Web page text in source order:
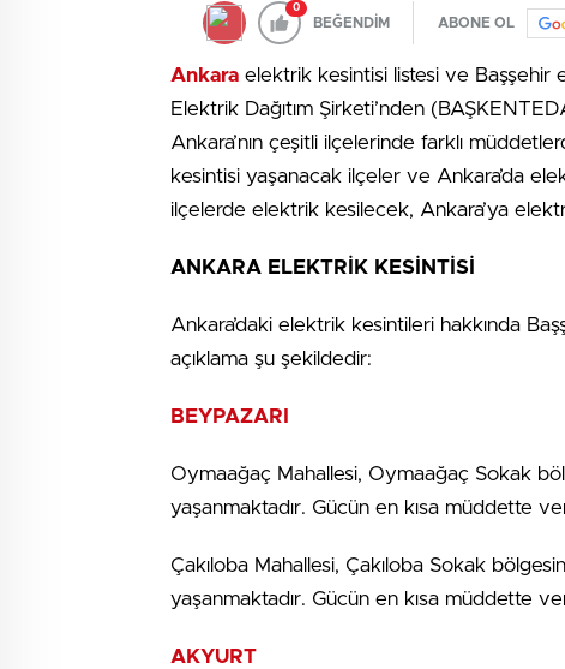
0
BEĞENDİM ABONE OL
Ankara elektrik kesintisi listesi ve Başşehir
Elektrik Dağıtım Şirketi’nden
Ankara’nın çeşitli ilçelerinde farklı
kesintisi yaşanacak ilçeler ve Ankara’da
ilçelerde elektrik kesilecek, Ankara’ya
ANKARA ELEKTRİK KESİNTİSİ
Ankara’daki elektrik kesintileri hakkında
açıklama şu şekildedir:
BEYPAZARI
Oymaağaç Mahallesi, Oymaağaç Sokak
yaşanmaktadır. Gücün en kısa müddette
Çakıloba Mahallesi, Çakıloba Sokak
yaşanmaktadır. Gücün en kısa müddette
AKYURT